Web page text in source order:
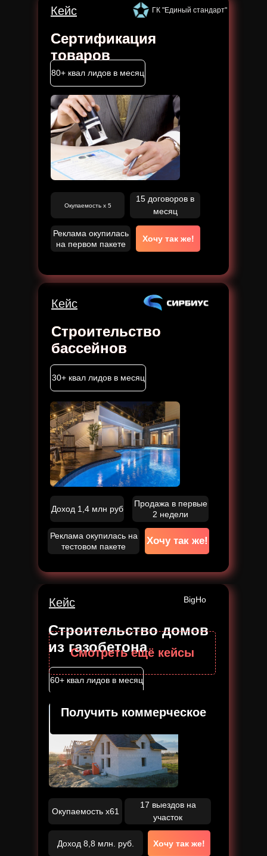
30+ квал лидов в месяц
Продажа в первые
2 недели
Доход 1,4 млн руб
Реклама окупилась на
тестовом пакете
Строительство
бассейнов
15 договоров в
месяц
Реклама окупилась
на первом пакете
Окупаемость x 5
80+ квал лидов в месяц
Сертификация
товаров
ГК "Единый стандарт"
Смотреть ещё кейсы
Хочу так же!
Хочу так же!
Получить коммерческое
Кейс
Кейс
Строительство домов
из газобетона
17 выездов на
участок
Доход 8,8 млн. руб.
Окупаемость x61
60+ квал лидов в месяц
BigHo
Хочу так же!
Кейс